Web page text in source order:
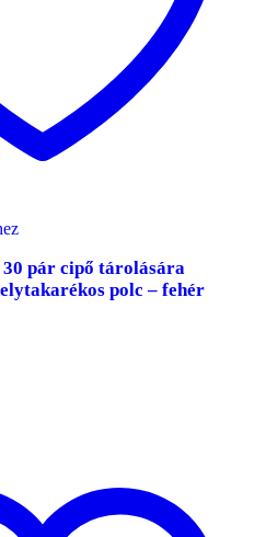
pár cipő tárolására
polc – fehér